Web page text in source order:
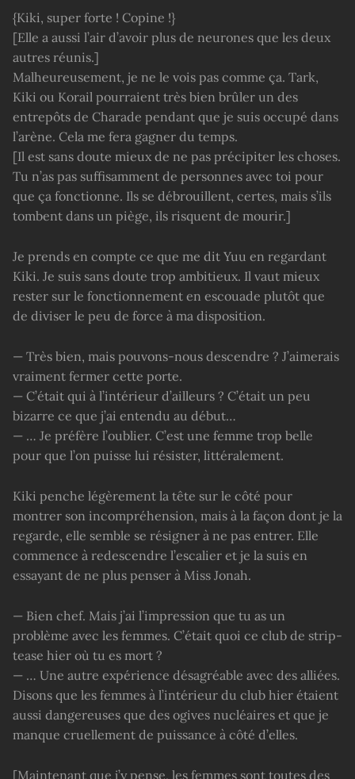
{Kiki, super forte ! Copine !}
[Elle a aussi l’air d’avoir plus de neurones que les deux
autres réunis.]
Malheureusement, je ne le vois pas comme ça. Tark,
Kiki ou Korail pourraient très bien brûler un des
entrepôts de Charade pendant que je suis occupé dans
l’arène. Cela me fera gagner du temps.
[Il est sans doute mieux de ne pas précipiter les choses.
Tu n’as pas suffisamment de personnes avec toi pour
que ça fonctionne. Ils se débrouillent, certes, mais s’ils
tombent dans un piège, ils risquent de mourir.]
Je prends en compte ce que me dit Yuu en regardant
Kiki. Je suis sans doute trop ambitieux. Il vaut mieux
rester sur le fonctionnement en escouade plutôt que
de diviser le peu de force à ma disposition.
— Très bien, mais pouvons-nous descendre ? J’aimerais
vraiment fermer cette porte.
— C’était qui à l’intérieur d’ailleurs ? C’était un peu
bizarre ce que j’ai entendu au début…
— … Je préfère l’oublier. C’est une femme trop belle
pour que l’on puisse lui résister, littéralement.
Kiki penche légèrement la tête sur le côté pour
montrer son incompréhension, mais à la façon dont je la
regarde, elle semble se résigner à ne pas entrer. Elle
commence à redescendre l’escalier et je la suis en
essayant de ne plus penser à Miss Jonah.
— Bien chef. Mais j’ai l’impression que tu as un
problème avec les femmes. C’était quoi ce club de strip-
tease hier où tu es mort ?
— … Une autre expérience désagréable avec des alliées.
Disons que les femmes à l’intérieur du club hier étaient
aussi dangereuses que des ogives nucléaires et que je
manque cruellement de puissance à côté d’elles.
[Maintenant que j’y pense, les femmes sont toutes des